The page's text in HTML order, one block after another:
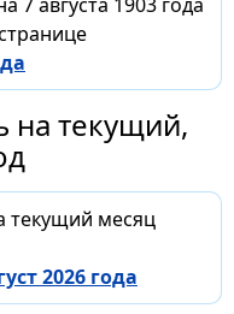
на текущий,
текущий месяц
2026 года